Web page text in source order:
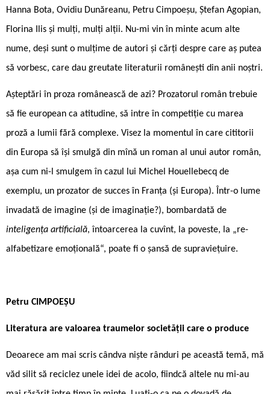
Hanna Bota, Ovidiu Dunăreanu, Petru Cimpoeșu, Ștefan Agopian,
Florina Ilis și mulți, mulți alții. Nu-mi vin în minte acum alte
nume, deși sunt o mulțime de autori și cărți despre care aș putea
să vorbesc, care dau greutate literaturii românești din anii noștri.
Așteptări în proza românească de azi? Prozatorul român trebuie
să fie european ca atitudine, să intre în competiție cu marea
proză a lumii fără complexe. Visez la momentul în care cititorii
din Europa să își smulgă din mînă un roman al unui autor român,
așa cum ni-l smulgem în cazul lui Michel Houellebecq de
exemplu, un prozator de succes în Franța (și Europa). Într-o lume
invadată de imagine (și de imaginație?), bombardată de
inteligența artificială, întoarcerea la cuvînt, la poveste, la „re-
alfabetizare emoțională“, poate fi o șansă de supraviețuire.
Petru CIMPOEȘU
Literatura are valoarea traumelor societății care o produce
Deoarece am mai scris cândva niște rânduri pe această temă, mă
văd silit să reciclez unele idei de acolo, fiindcă altele nu mi-au